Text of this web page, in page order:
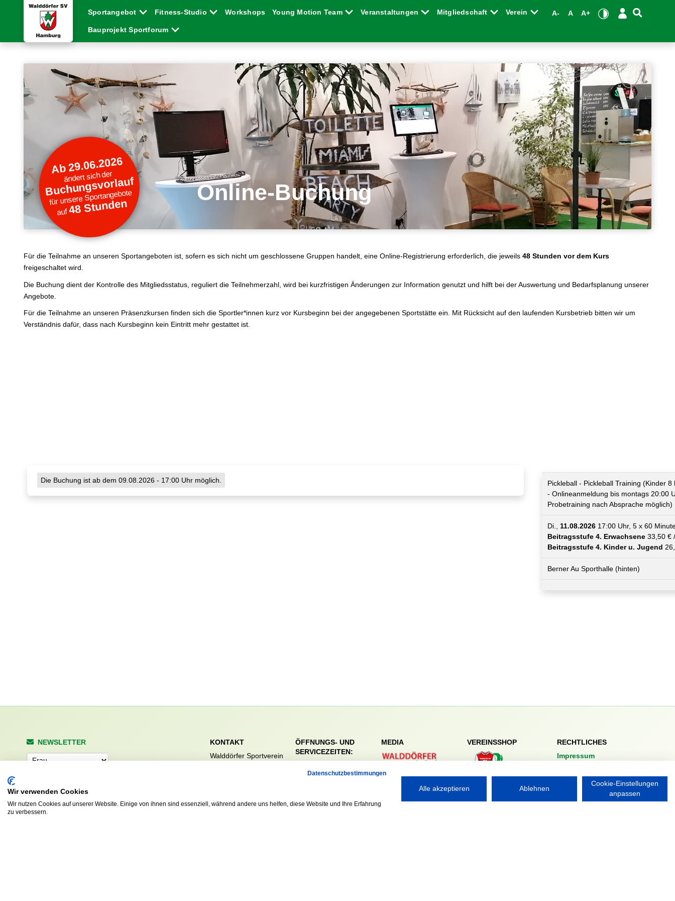
Sportangebot Fitness-Studio Workshops Young Motion Team Veranstaltungen Mitgliedschaft Verein
Bauprojekt Sportforum
A- A A+
Ab 29.06.2026
ändert sich der
Buchungsvorlauf
für unsere Sportangebote
auf48 Stunden
Online-Buchung
Für die Teilnahme an unseren Sportangeboten ist, sofern es sich nicht um geschlossene Gruppen handelt, eine Online-Registrierung erforderlich, die jeweils48 Stunden vor dem Kurs
freigeschaltet wird.
Die Buchung dient der Kontrolle des Mitgliedsstatus, reguliert die Teilnehmerzahl, wird bei kurzfristigen Änderungen zur Information genutzt und hilft bei der Auswertung und Bedarfsplanung unserer
Angebote.
Für die Teilnahme an unseren Präsenzkursen finden sich die Sportler*innen kurz vor Kursbeginn bei der angegebenen Sportstätte ein. Mit Rücksicht auf den laufenden Kursbetrieb bitten wir um
Verständnis dafür, dass nach Kursbeginn kein Eintritt mehr gestattet ist.
Pickleball - Pickleball Training (Kinder 8
- Onlineanmeldung bis montags 20:00
Probetraining nach Absprache möglich)
Di., 11.08.202617:00 Uhr, 5 x 60
Beitragsstufe 4. Erwachsene33,50 €
Beitragsstufe 4. Kinder u. Jugend
Berner Au Sporthalle (hinten)
Die Buchung ist ab dem 09.08.2026 - 17:00 Uhr möglich.
Datenschutzbestimmungen
Wir verwenden Cookies
Wir nutzen Cookies auf unserer Website. Einige von ihnen sind essenziell, während andere uns helfen, diese Website und Ihre Erfahrung
zu verbessern.
Alle akzeptieren Ablehnen
Cookie-Einstellungen
anpassen
NEWSLETTER
Anrede
Abonnieren
KONTAKT
Walddörfer Sportverein
sv.de
ÖFFNUNGS- UND
SERVICEZEITEN:
MEDIA VEREINSSHOP
Nordsport.store
RECHTLICHES
Impressum